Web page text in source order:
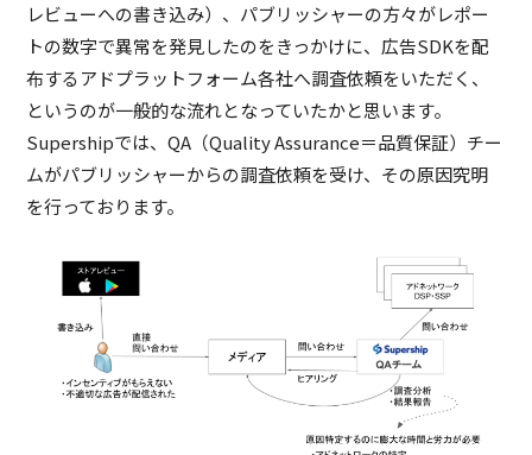
レビューへの書き込み）、パブリッシャーの方々がレポー
トの数字で異常を発見したのをきっかけに、広告SDKを配
布するアドプラットフォーム各社へ調査依頼をいただく、
というのが一般的な流れとなっていたかと思います。
Supershipでは、QA（Quality Assurance＝品質保証）チー
ムがパブリッシャーからの調査依頼を受け、その原因究明
を行っております。